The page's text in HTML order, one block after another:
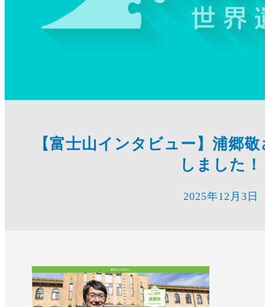
【富士山インタビュー】浦郷
しました！
2025年12月3日